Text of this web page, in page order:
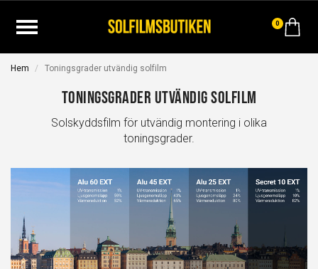
0
Hem Toningsgrader utvändig solfilm
Toningsgrader utvändig solfilm
Solskyddsfilm för utvändig montering i olika
toningsgrader.